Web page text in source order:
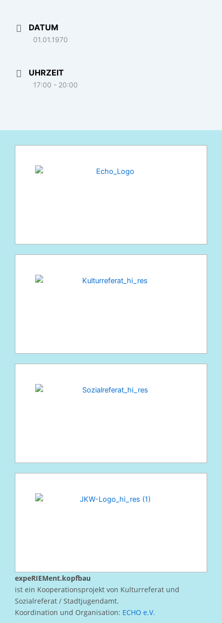
DATUM
01.01.1970
UHRZEIT
17:00 - 20:00
expeRIEMent.kopfbau
ist ein Kooperationsprojekt von Kulturreferat und
Sozialreferat / Stadtjugendamt.
Koordination und Organisation: ECHO e.V.